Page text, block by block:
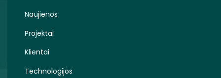
Naujienos
Projektai
Klientai
Technologijos